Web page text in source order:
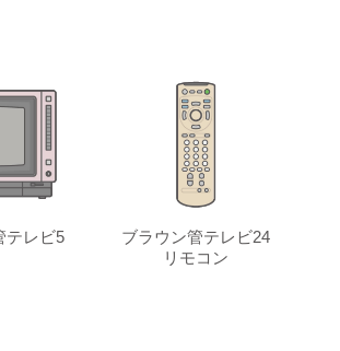
テレビ5
ブラウン管テレビ24
リモコン